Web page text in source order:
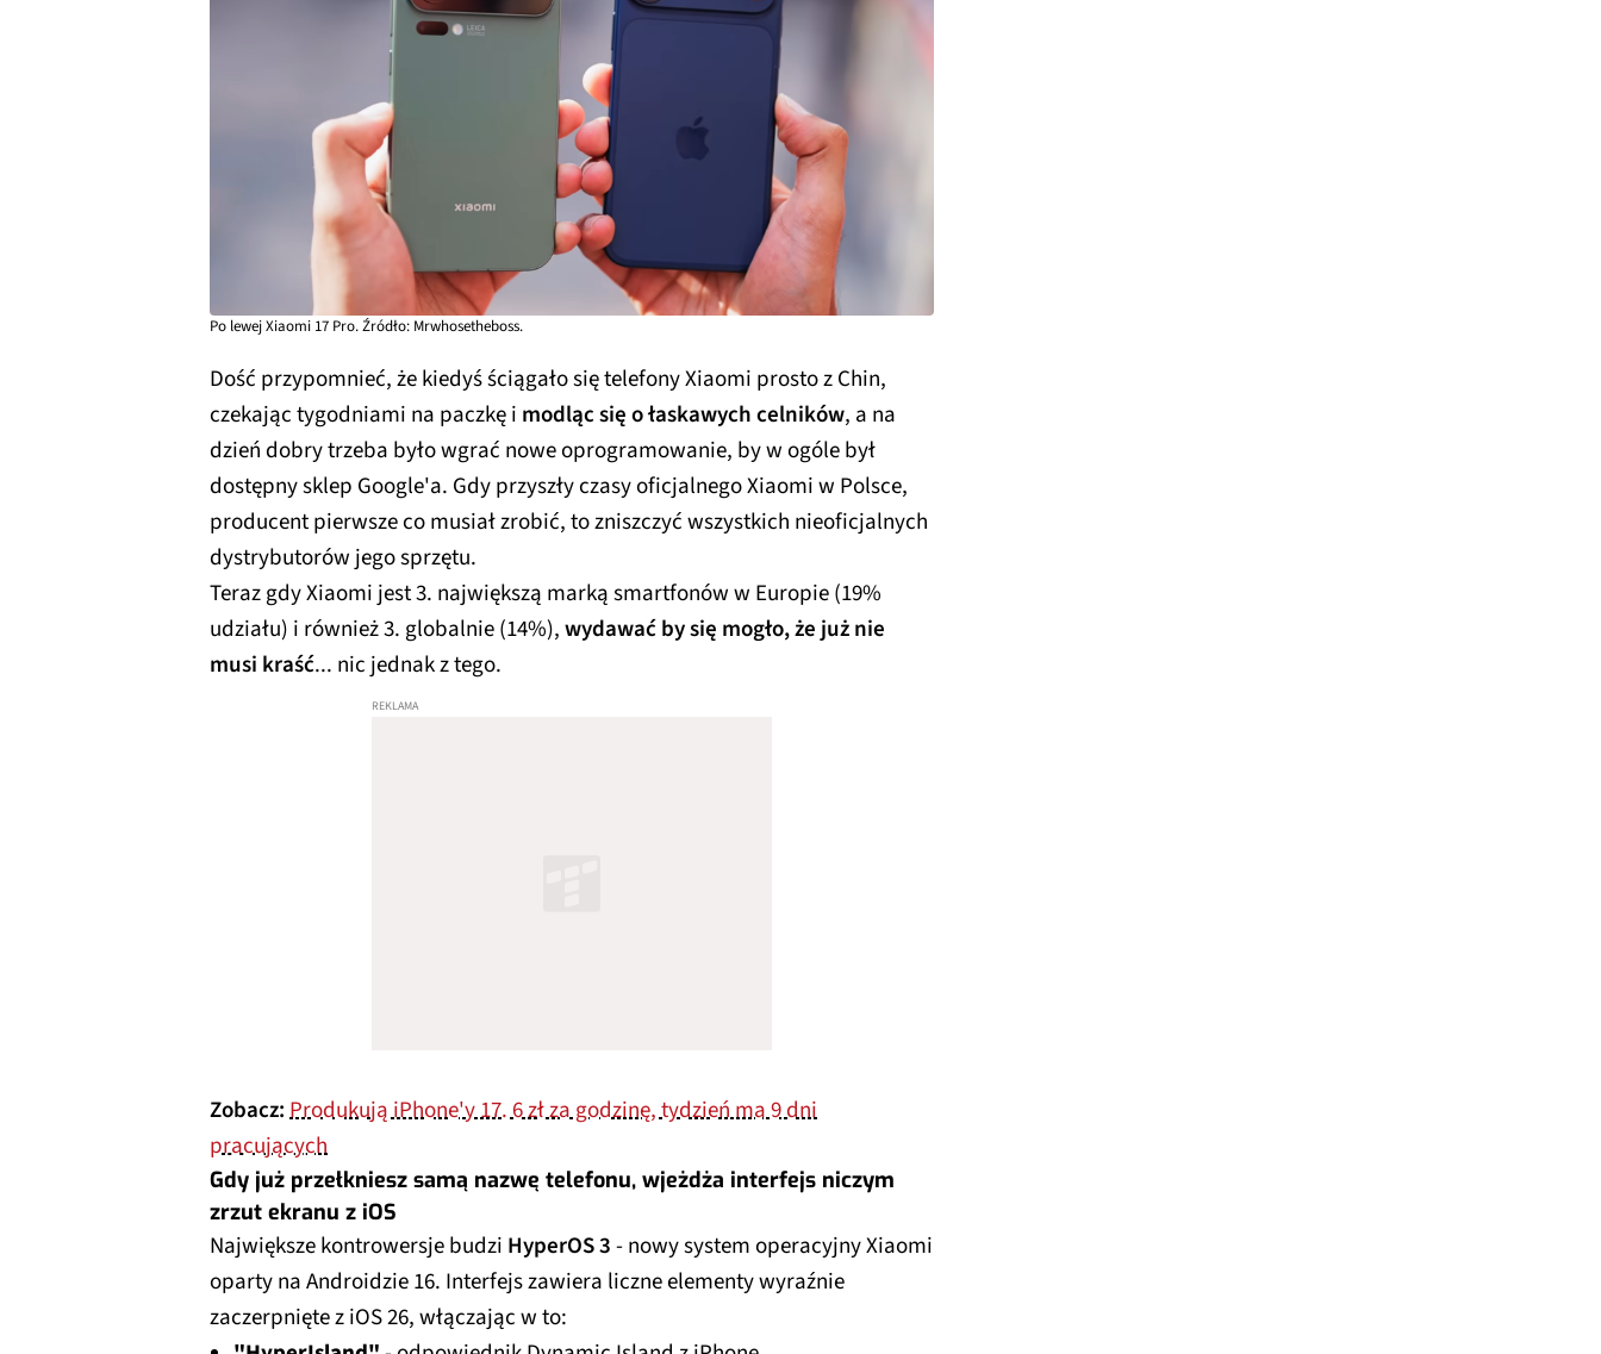
Po lewej Xiaomi 17 Pro. Źródło: Mrwhosetheboss.
Dość przypomnieć, że kiedyś ściągało się telefony Xiaomi prosto z Chin,
czekając tygodniami na paczkę i modląc się o łaskawych celników, a na
dzień dobry trzeba było wgrać nowe oprogramowanie, by w ogóle był
dostępny sklep Google'a. Gdy przyszły czasy oficjalnego Xiaomi w Polsce,
producent pierwsze co musiał zrobić, to zniszczyć wszystkich nieoficjalnych
dystrybutorów jego sprzętu.
Teraz gdy Xiaomi jest 3. największą marką smartfonów w Europie (19%
udziału) i również 3. globalnie (14%),wydawać by się mogło, że już nie
musi kraść... nic jednak z tego.
Zobacz:Produkują iPhone'y 17. 6 zł za godzinę, tydzień ma 9 dni
pracujących
Gdy już przełkniesz samą nazwę telefonu, wjeżdża interfejs niczym
zrzut ekranu z iOS
Największe kontrowersje budzi HyperOS 3- nowy system operacyjny Xiaomi
oparty na Androidzie 16. Interfejs zawiera liczne elementy wyraźnie
zaczerpnięte z iOS 26, włączając w to: